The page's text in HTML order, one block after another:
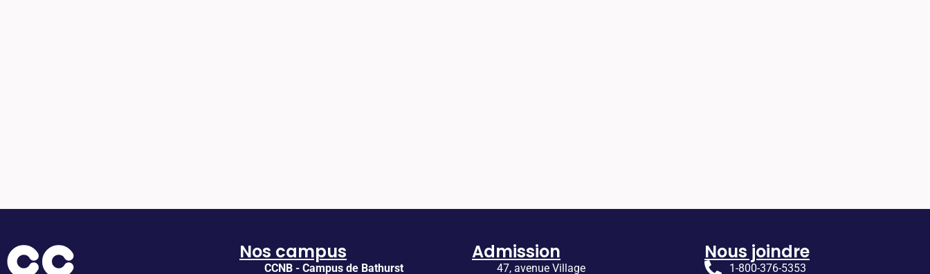
Nos campus
CCNB - Campus de Bathurst
Admission
47, avenue Village
Nous joindre
1-800-376-5353